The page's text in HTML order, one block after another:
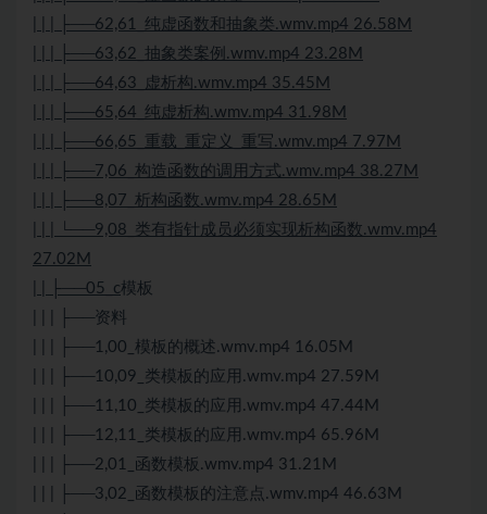
| | | ├──62,61_纯虚函数和抽象类.wmv.mp4 26.58M
| | | ├──63,62_抽象类案例.wmv.mp4 23.28M
| | | ├──64,63_虚析构.wmv.mp4 35.45M
| | | ├──65,64_纯虚析构.wmv.mp4 31.98M
| | | ├──66,65_重载_重定义_重写.wmv.mp4 7.97M
| | | ├──7,06_构造函数的调用方式.wmv.mp4 38.27M
| | | ├──8,07_析构函数.wmv.mp4 28.65M
| | | └──9,08_类有指针成员必须实现析构函数.wmv.mp4
27.02M
| | ├──05_c模板
| | | ├──资料
| | | ├──1,00_模板的概述.wmv.mp4 16.05M
| | | ├──10,09_类模板的应用.wmv.mp4 27.59M
| | | ├──11,10_类模板的应用.wmv.mp4 47.44M
| | | ├──12,11_类模板的应用.wmv.mp4 65.96M
| | | ├──2,01_函数模板.wmv.mp4 31.21M
| | | ├──3,02_函数模板的注意点.wmv.mp4 46.63M